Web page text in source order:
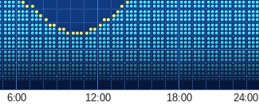
6:00 12:00 18:00 24:00